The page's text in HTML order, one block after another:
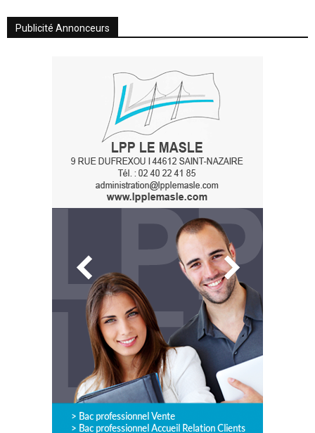
Publicité Annonceurs